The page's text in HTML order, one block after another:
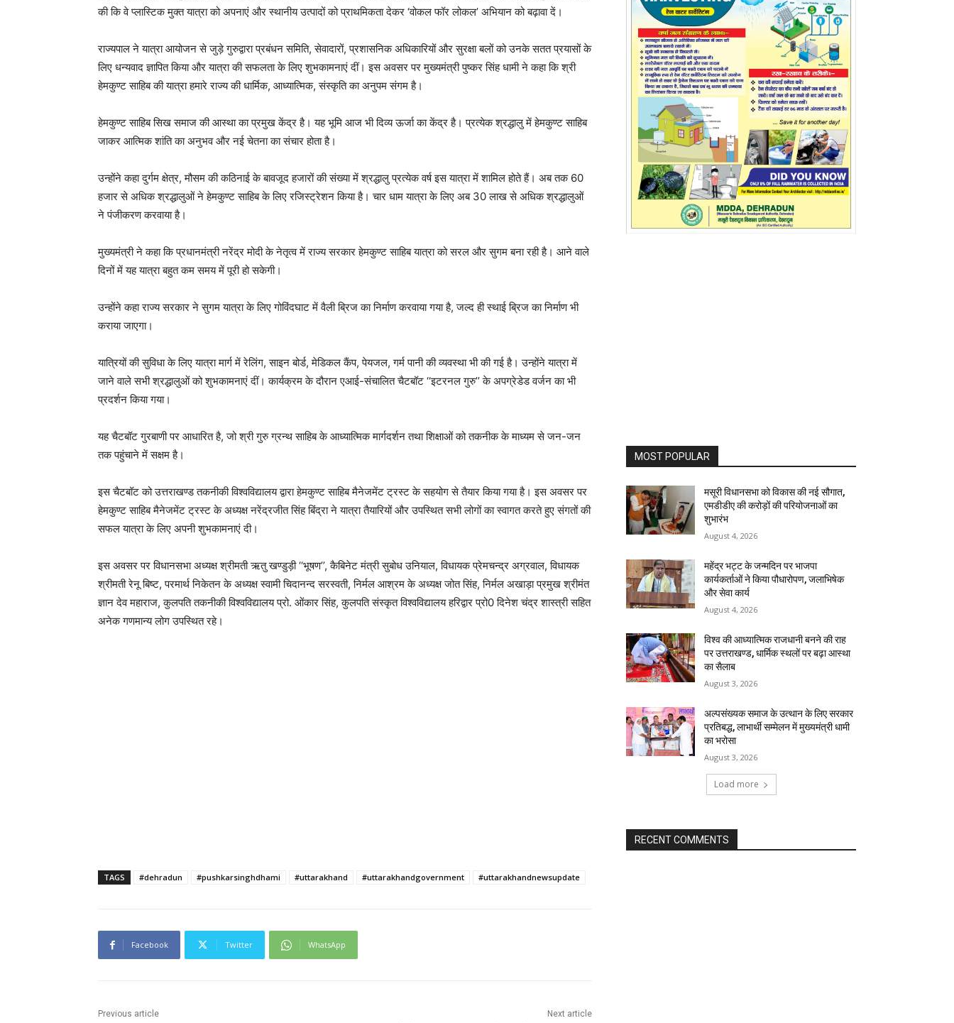
की कि वे प्लास्टिक मुक्त यात्रा को अपनाएं और स्थानीय उत्पादों को प्राथमिकता देकर ‘वोकल फॉर लोकल’ अभियान को बढ़ावा दें।
राज्यपाल ने यात्रा आयोजन से जुड़े गुरुद्वारा प्रबंधन समिति, सेवादारों, प्रशासनिक अधिकारियों और सुरक्षा बलों को उनके सतत प्रयासों के
लिए धन्यवाद ज्ञापित किया और यात्रा की सफलता के लिए शुभकामनाएं दीं। इस अवसर पर मुख्यमंत्री पुष्कर सिंह धामी ने कहा कि श्री
हेमकुण्ट साहिब की यात्रा हमारे राज्य की धार्मिक, आध्यात्मिक, संस्कृति का अनुपम संगम है।
हेमकुण्ट साहिब सिख समाज की आस्था का प्रमुख केंद्र है। यह भूमि आज भी दिव्य ऊर्जा का केंद्र है। प्रत्येक श्रद्धालु में हेमकुण्ट साहिब
जाकर आत्मिक शांति का अनुभव और नई चेतना का संचार होता है।
उन्होंने कहा दुर्गम क्षेत्र, मौसम की कठिनाई के बावजूद हजारों की संख्या में श्रद्धालु प्रत्येक वर्ष इस यात्रा में शामिल होते हैं। अब तक 60
हजार से अधिक श्रद्धालुओं ने हेमकुण्ट साहिब के लिए रजिस्ट्रेशन किया है। चार धाम यात्रा के लिए अब 30 लाख से अधिक श्रद्धालुओं
ने पंजीकरण करवाया है।
मुख्यमंत्री ने कहा कि प्रधानमंत्री नरेंद्र मोदी के नेतृत्व में राज्य सरकार हेमकुण्ट साहिब यात्रा को सरल और सुगम बना रही है। आने वाले
दिनों में यह यात्रा बहुत कम समय में पूरी हो सकेगी।
उन्होंने कहा राज्य सरकार ने सुगम यात्रा के लिए गोविंदघाट में वैली ब्रिज का निर्माण करवाया गया है, जल्द ही स्थाई ब्रिज का निर्माण भी
कराया जाएगा।
यात्रियों की सुविधा के लिए यात्रा मार्ग में रेलिंग, साइन बोर्ड, मेडिकल कैंप, पेयजल, गर्म पानी की व्यवस्था भी की गई है। उन्होंने यात्रा में
जाने वाले सभी श्रद्धालुओं को शुभकामनाएं दीं। कार्यक्रम के दौरान एआई-संचालित चैटबॉट ‘‘इटरनल गुरु’’ के अपग्रेडेड वर्जन का भी
प्रदर्शन किया गया।
यह चैटबॉट गुरबाणी पर आधारित है, जो श्री गुरु ग्रन्थ साहिब के आध्यात्मिक मार्गदर्शन तथा शिक्षाओं को तकनीक के माध्यम से जन-जन
तक पहुंचाने में सक्षम है।
इस चैटबॉट को उत्तराखण्ड तकनीकी विश्वविद्यालय द्वारा हेमकुण्ट साहिब मैनेजमेंट ट्रस्ट के सहयोग से तैयार किया गया है। इस अवसर पर
हेमकुण्ट साहिब मैनेजमेंट ट्रस्ट के अध्यक्ष नरेंद्रजीत सिंह बिंद्रा ने यात्रा तैयारियों और उपस्थित सभी लोगों का स्वागत करते हुए संगतों की
सफल यात्रा के लिए अपनी शुभकामनाएं दी।
इस अवसर पर विधानसभा अध्यक्ष श्रीमती ऋतु खण्डुड़ी ‘‘भूषण’’, कैबिनेट मंत्री सुबोध उनियाल, विधायक प्रेमचन्द्र अग्रवाल, विधायक
श्रीमती रेनू बिष्ट, परमार्थ निकेतन के अध्यक्ष स्वामी चिदानन्द सरस्वती, निर्मल आश्रम के अध्यक्ष जोत सिंह, निर्मल अखाड़ा प्रमुख श्रीमंत
ज्ञान देव महाराज, कुलपति तकनीकी विश्वविद्यालय प्रो. ओंकार सिंह, कुलपति संस्कृत विश्वविद्यालय हरिद्वार प्रो0 दिनेश चंद्र शास्त्री सहित
अनेक गणमान्य लोग उपस्थित रहे।
TAGS #dehradun #pushkarsinghdhami #uttarakhand #uttarakhandgovernment #uttarakhandnewsupdate
Facebook Twitter WhatsApp
Previous article Next article
MOST POPULAR
मसूरी विधानसभा को विकास की नई सौगात,
एमडीडीए की करोड़ों की परियोजनाओं का
शुभारंभ
August 4, 2026
महेंद्र भट्ट के जन्मदिन पर भाजपा
कार्यकर्ताओं ने किया पौधारोपण, जलाभिषेक
और सेवा कार्य
August 4, 2026
विश्व की आध्यात्मिक राजधानी बनने की राह
पर उत्तराखण्ड, धार्मिक स्थलों पर बढ़ा आस्था
का सैलाब
August 3, 2026
अल्पसंख्यक समाज के उत्थान के लिए सरकार
प्रतिबद्ध, लाभार्थी सम्मेलन में मुख्यमंत्री धामी
का भरोसा
August 3, 2026
Load more
RECENT COMMENTS